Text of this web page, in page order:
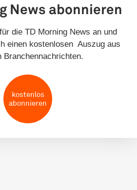
News abonnieren
die TD Morning News an und
einen kostenlosen Auszug aus
Branchennachrichten.
kostenlos
abonnieren